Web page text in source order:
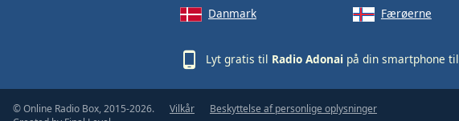
cancel
and
Danmark
Færøerne
Lyt gratis til Radio Adonai på din smartphone til
© Online Radio Box, 2015-2026.
Vilkår Beskyttelse af personlige oplysninger